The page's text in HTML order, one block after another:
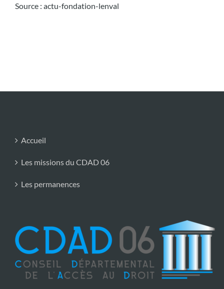
Source : actu-fondation-lenval
Accueil
Les missions du CDAD 06
Les permanences